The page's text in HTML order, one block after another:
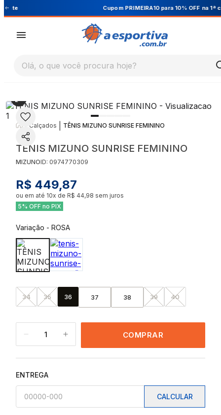
Cupom PRIMEIRA10 para 10% OFF na 1ª compra
Olá, o que você procura hoje?
Calçados TÊNIS MIZUNO SUNRISE FEMININO
TÊNIS MIZUNO SUNRISE FEMININO
MIZUNOID: 0974770309
R$ 449,87
ou em até 10x de R$ 44,98 sem juros
5% OFF no PIX
Variação - ROSA
34 35 36 37 38 39 40
1 COMPRAR
ENTREGA
CALCULAR